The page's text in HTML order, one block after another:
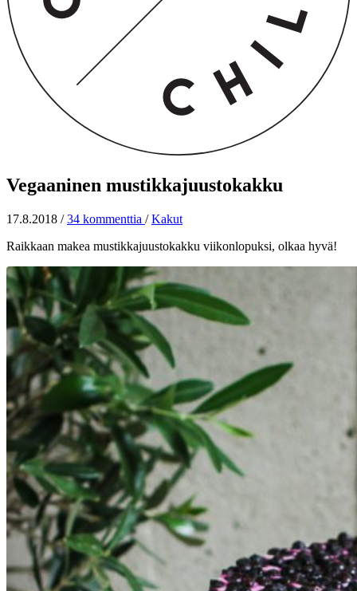
Vegaaninen mustikkajuustokakku
17.8.2018 / 34 kommenttia / Kakut
Raikkaan makea mustikkajuustokakku viikonlopuksi, olkaa hyvä!